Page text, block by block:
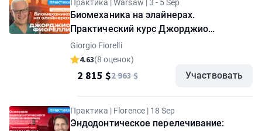
Практика | Warsaw | 3 - 5 Sep
Биомеханика на элайнерах.
Практический курс Джорджио
Фиорелли
Giorgio Fiorelli
4.63(8 оценок)
2 815 $2 963 $ Участвовать
Практика | Florence | 18 Sep
Эндодонтическое перелечивание: